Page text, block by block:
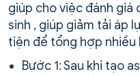
giúp cho việc đánh
sinh , giúp giảm tải áp
tiện để tổng hợp nhiều
Bước 1: Sau khi tạo